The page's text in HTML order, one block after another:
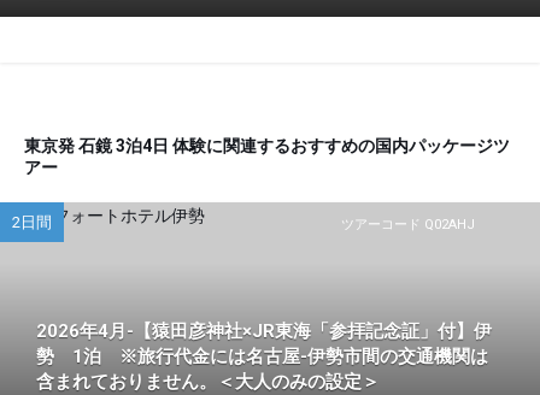
東京発 石鏡 3泊4日 体験に関連するおすすめの国内パッケージツ
アー
ツアーコード Q02AHJ
2日間
2026年4月-【猿田彦神社×JR東海「参拝記念証」付】伊
勢 1泊 ※旅行代金には名古屋-伊勢市間の交通機関は
含まれておりません。＜大人のみの設定＞